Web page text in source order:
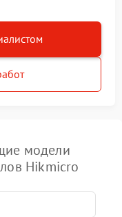
модели
Hikmicro